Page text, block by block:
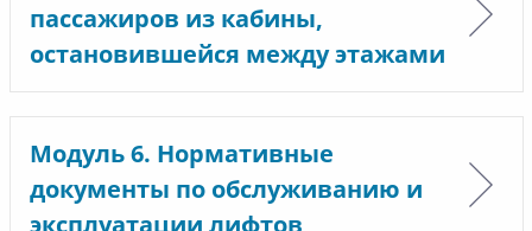
пассажиров из кабины,
остановившейся между этажами
Модуль 6. Нормативные
документы по обслуживанию и
эксплуатации лифтов